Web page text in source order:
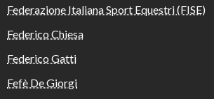
Federazione Italiana Sport Equestri (FISE)
Federico Chiesa
Federico Gatti
Fefè De Giorgi